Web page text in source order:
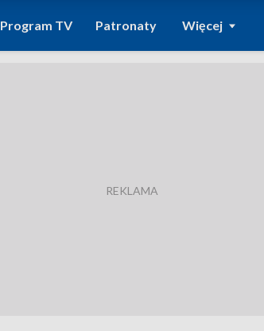
Program TV Patronaty Więcej